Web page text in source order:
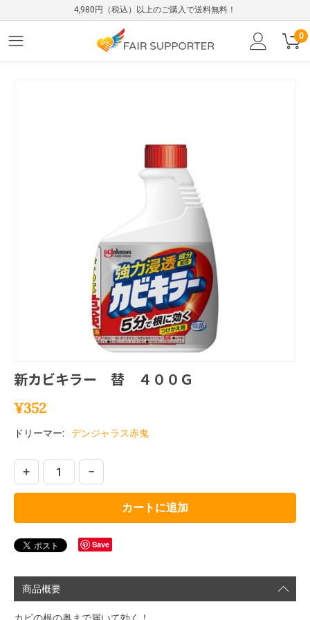
4,980円（税込）以上のご購入で送料無料！
0
新カビキラー 替 ４００Ｇ
¥352
ドリーマー: デンジャラス赤鬼
+ −
カートに追加
Save
商品概要